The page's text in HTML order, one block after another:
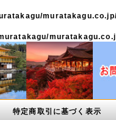
特定商取引に基づく表示